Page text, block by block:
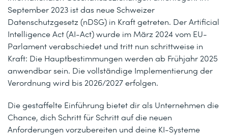
September 2023 ist das neue Schweizer
Datenschutzgesetz (nDSG) in Kraft getreten. Der Artificial
Intelligence Act (AI-Act) wurde im März 2024 vom EU-
Parlament verabschiedet und tritt nun schrittweise in
Kraft: Die Hauptbestimmungen werden ab Frühjahr 2025
anwendbar sein. Die vollständige Implementierung der
Verordnung wird bis 2026/2027 erfolgen.
Die gestaffelte Einführung bietet dir als Unternehmen die
Chance, dich Schritt für Schritt auf die neuen
Anforderungen vorzubereiten und deine KI-Systeme